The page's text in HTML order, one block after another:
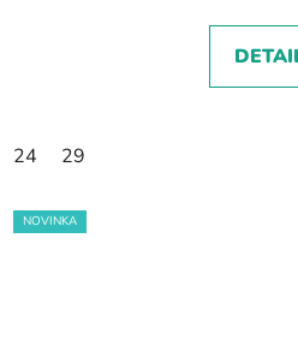
24 29
NOVINKA